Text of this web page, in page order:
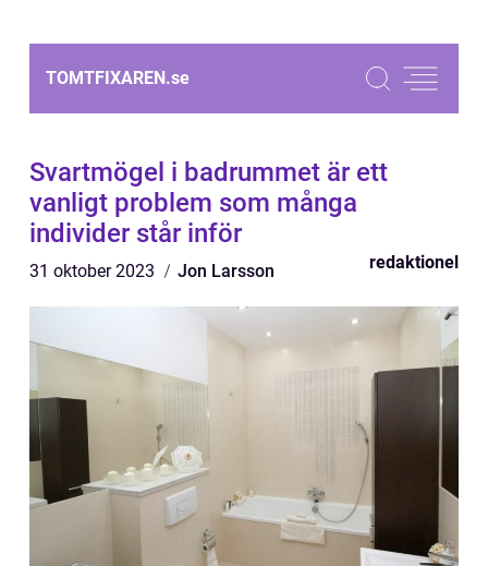
TOMTFIXAREN.se
Svartmögel i badrummet är ett
vanligt problem som många
individer står inför
31 oktober 2023 Jon Larsson redaktionel